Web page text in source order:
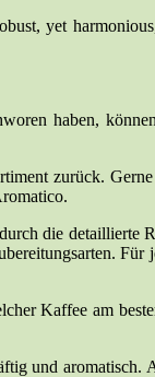
yet
haben,
zurück.
die detaillierte
Für
Kaffee am
und aromatisch.